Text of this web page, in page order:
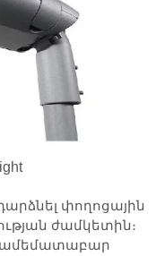
փողոցային
ժամկետին։
համեմատաբար